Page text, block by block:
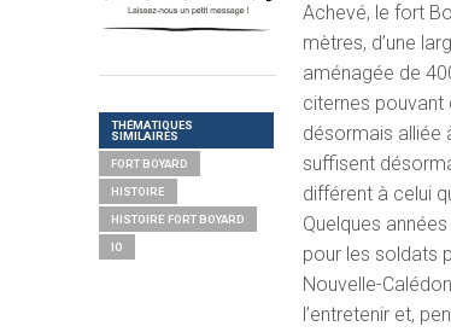
Achevé, le fort
mètres, d’une
aménagée de
citernes pouvant
désormais alliée
suffisent
différent à celui
Quelques
pour les soldats
Nouvelle-
l’entretenir et,
THÉMATIQUES
SIMILAIRES
FORT BOYARD
HISTOIRE
HISTOIRE FORT BOYARD
IO